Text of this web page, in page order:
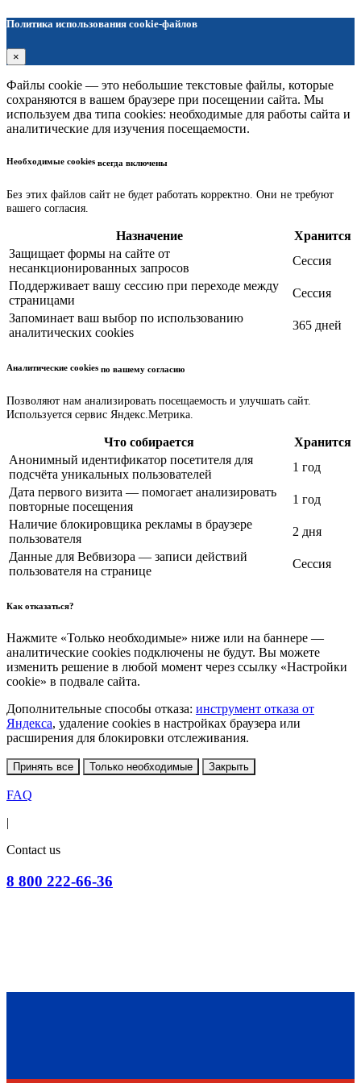
Политика использования cookie-файлов
×
Файлы cookie — это небольшие текстовые файлы, которые
сохраняются в вашем браузере при посещении сайта. Мы
используем два типа cookies: необходимые для работы сайта и
аналитические для изучения посещаемости.
Необходимые cookies всегда включены
Без этих файлов сайт не будет работать корректно. Они не требуют
вашего согласия.
Назначение
Хранится
Защищает формы на сайте от
несанкционированных запросов
Сессия
Поддерживает вашу сессию при переходе между
страницами
Сессия
Запоминает ваш выбор по использованию
аналитических cookies
365 дней
Аналитические cookies по вашему согласию
Позволяют нам анализировать посещаемость и улучшать сайт.
Используется сервис Яндекс.Метрика.
Что собирается
Хранится
Анонимный идентификатор посетителя для
подсчёта уникальных пользователей
1 год
Дата первого визита — помогает анализировать
повторные посещения
1 год
Наличие блокировщика рекламы в браузере
пользователя
2 дня
Данные для Вебвизора — записи действий
пользователя на странице
Сессия
Как отказаться?
Нажмите «Только необходимые» ниже или на баннере —
аналитические cookies подключены не будут. Вы можете
изменить решение в любой момент через ссылку «Настройки
cookie» в подвале сайта.
Дополнительные способы отказа: инструмент отказа от
Яндекса, удаление cookies в настройках браузера или
расширения для блокировки отслеживания.
Принять все Только необходимые Закрыть
FAQ
|
Contact us
8 800 222-66-36